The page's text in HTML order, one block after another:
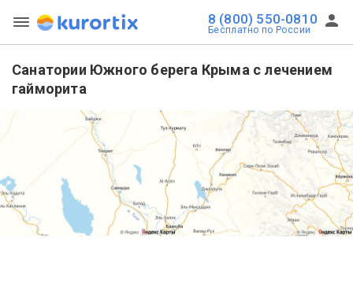
8 (800) 550-0810
Бесплатно по России
Санатории Южного берега Крыма с лечением
гайморита